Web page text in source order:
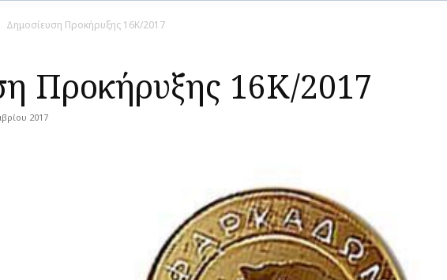
Δημοσίευση Προκήρυξης 16Κ/2017
Προκήρυξης 16Κ/2017
2017